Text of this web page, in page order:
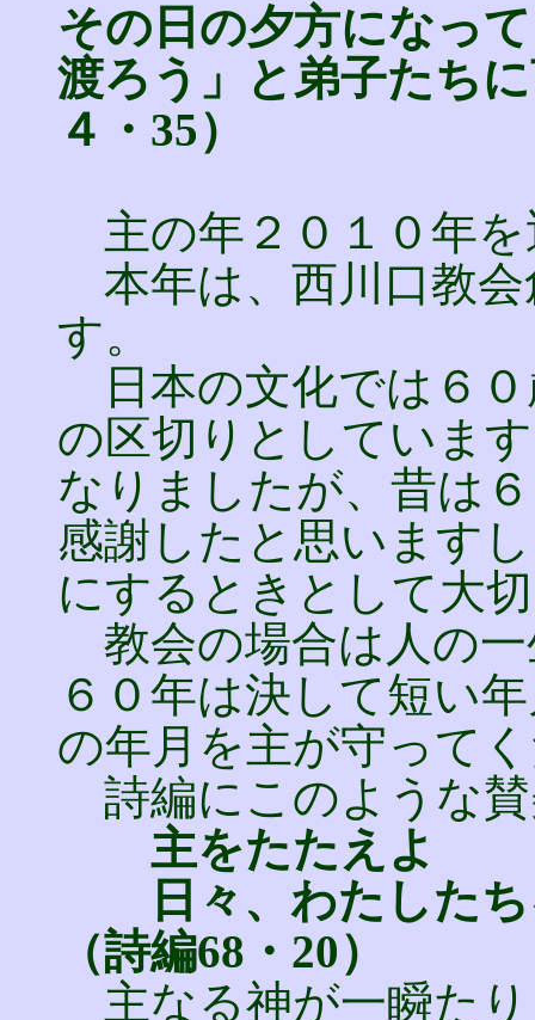
その日の夕方になっ
渡ろう」と弟子た
４・35）
主の年２０１０年
本年は、西川口教会
す。
日本の文化では６０
の区切りとしていま
なりましたが、昔は
感謝したと思います
にするときとして大
教会の場合は人の
６０年は決して短い
の年月を主が守って
詩編にこのような
主をたたえよ
日々、わたしたち
（詩編68・20）
主なる神が一瞬た